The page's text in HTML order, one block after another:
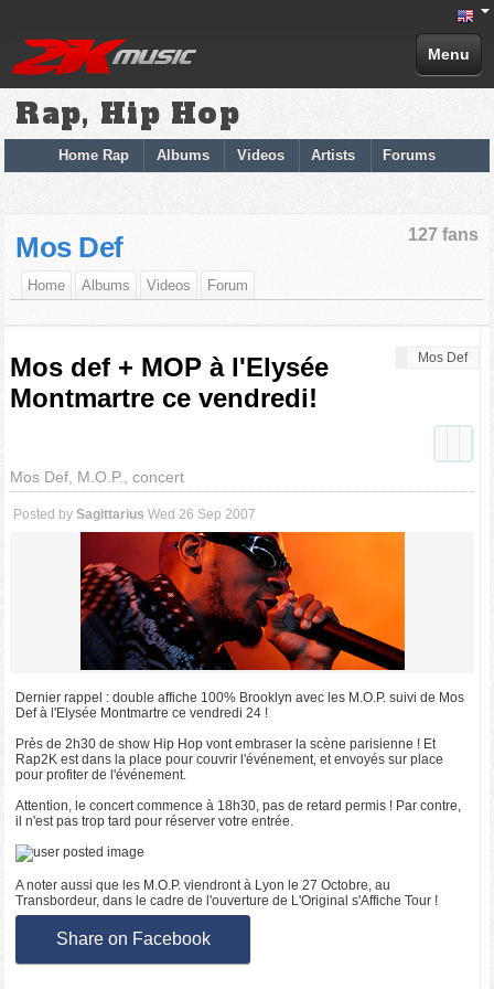
Menu
Rap, Hip Hop
Home Rap Albums Videos Artists Forums
127 fans
Mos Def
Home Albums Videos Forum
Mos Def
Mos def + MOP à l'Elysée
Montmartre ce vendredi!
Mos Def, M.O.P., concert
Posted bySagittarius Wed 26 Sep 2007
Dernier rappel : double affiche 100% Brooklyn avec les M.O.P. suivi de Mos
Def à l'Elysée Montmartre ce vendredi 24 !
Près de 2h30 de show Hip Hop vont embraser la scène parisienne ! Et
Rap2K est dans la place pour couvrir l'événement, et envoyés sur place
pour profiter de l'événement.
Attention, le concert commence à 18h30, pas de retard permis ! Par contre,
il n'est pas trop tard pour réserver votre entrée.
A noter aussi que les M.O.P. viendront à Lyon le 27 Octobre, au
Transbordeur, dans le cadre de l'ouverture de L'Original s'Affiche Tour !
Share on Facebook